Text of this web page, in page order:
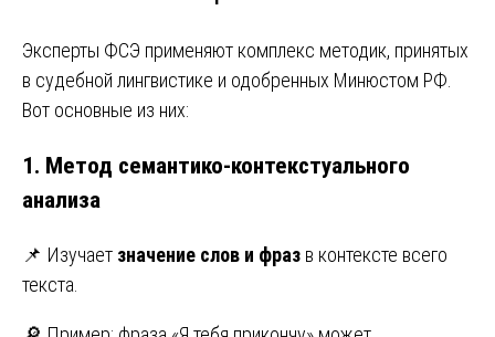
Эксперты ФСЭ применяют комплекс методик, принятых
в судебной лингвистике и одобренных Минюстом РФ.
Вот основные из них:
1. Метод семантико-контекстуального
анализа
📌 Изучает значение слов и фраз в контексте всего
текста.